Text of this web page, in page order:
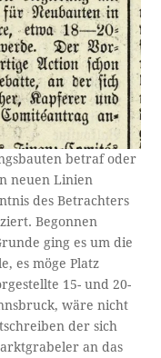
betraf oder
neuen Linien
des Betrachters
Begonnen
ging es um die
es möge Platz
15- und 20-
wäre nicht
der sich
an das